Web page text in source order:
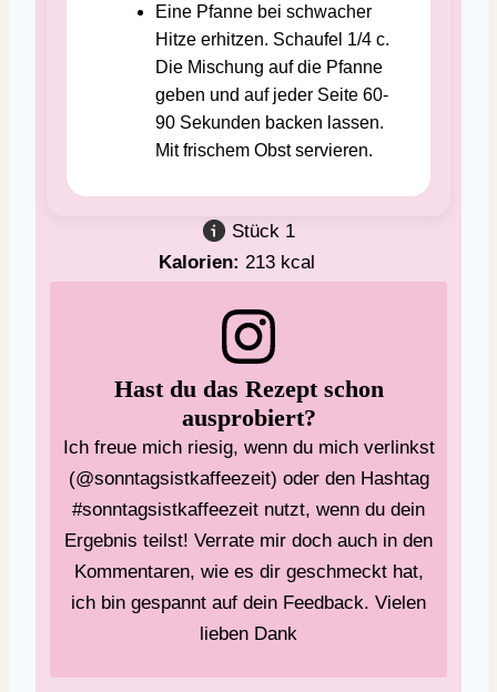
Eine Pfanne bei schwacher
Hitze erhitzen. Schaufel 1/4 c.
Die Mischung auf die Pfanne
geben und auf jeder Seite 60-
90 Sekunden backen lassen.
Mit frischem Obst servieren.
Stück 1
Kalorien:213 kcal
Hast du das Rezept schon
ausprobiert?
Ich freue mich riesig, wenn du mich verlinkst
(@sonntagsistkaffeezeit) oder den Hashtag
#sonntagsistkaffeezeit nutzt, wenn du dein
Ergebnis teilst! Verrate mir doch auch in den
Kommentaren, wie es dir geschmeckt hat,
ich bin gespannt auf dein Feedback. Vielen
lieben Dank